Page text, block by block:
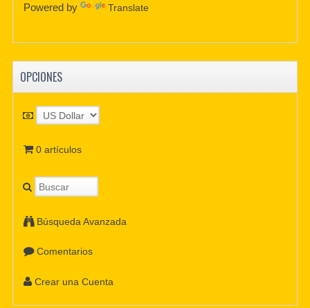
Powered by Translate
OPCIONES
0 artículos
Búsqueda Avanzada
Comentarios
Crear una Cuenta